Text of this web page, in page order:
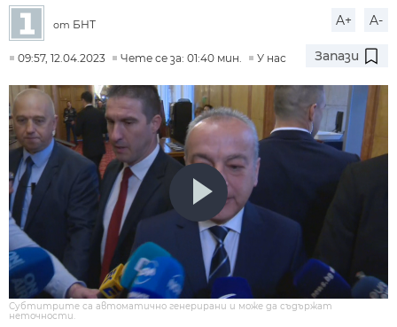
от БНТ A+ A-
09:57, 12.04.2023 Чете се за: 01:40 мин. У нас Запази
Субтитрите са автоматично генерирани и може да съдържат
неточности.